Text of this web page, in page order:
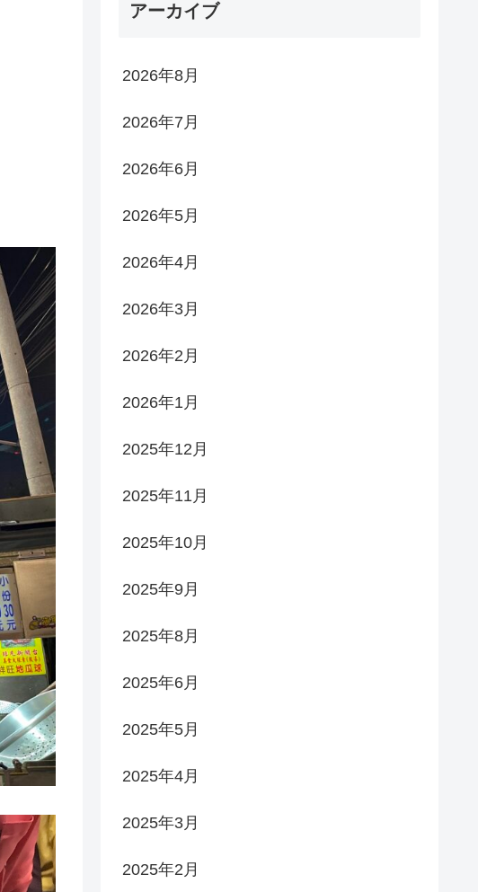
アーカイブ
2026年8月
2026年7月
2026年6月
2026年5月
2026年4月
2026年3月
2026年2月
2026年1月
2025年12月
2025年11月
2025年10月
2025年9月
2025年8月
2025年6月
2025年5月
2025年4月
2025年3月
2025年2月